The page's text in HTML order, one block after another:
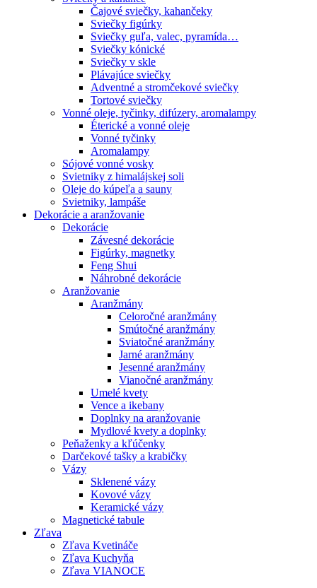
Čajové sviečky, kahančeky
Sviečky figúrky
Sviečky guľa, valec, pyramída…
Sviečky kónické
Sviečky v skle
Plávajúce sviečky
Adventné a stromčekové sviečky
Tortové sviečky
Vonné oleje, tyčinky, difúzery, aromalampy
Éterické a vonné oleje
Vonné tyčinky
Aromalampy
Sójové vonné vosky
Svietniky z himalájskej soli
Oleje do kúpeľa a sauny
Svietniky, lampáše
Dekorácie a aranžovanie
Dekorácie
Závesné dekorácie
Figúrky, magnetky
Feng Shui
Náhrobné dekorácie
Aranžovanie
Aranžmány
Celoročné aranžmány
Smútočné aranžmány
Sviatočné aranžmány
Jarné aranžmány
Jesenné aranžmány
Vianočné aranžmány
Umelé kvety
Vence a ikebany
Doplnky na aranžovanie
Mydlové kvety a doplnky
Peňaženky a kľúčenky
Darčekové tašky a krabičky
Vázy
Sklenené vázy
Kovové vázy
Keramické vázy
Magnetické tabule
Zľava
Zľava Kvetináče
Zľava Kuchyňa
Zľava VIANOCE